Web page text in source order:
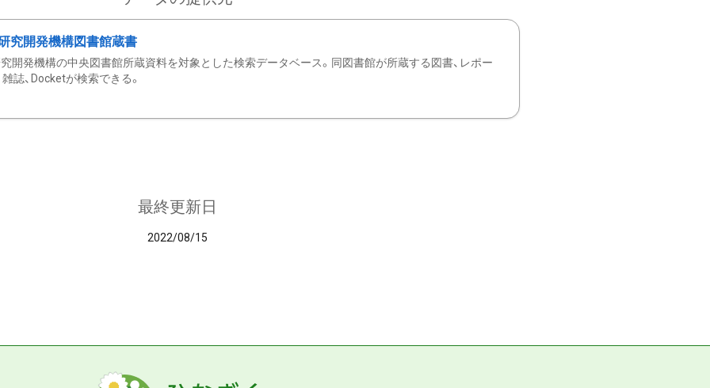
究開発機構図書館蔵書
開発機構の中央図書館所蔵資料を対象とした検索データベース。同図書館が所蔵する図書、レポー
雑誌、Docketが検索できる。
最終更新日
2022/08/15